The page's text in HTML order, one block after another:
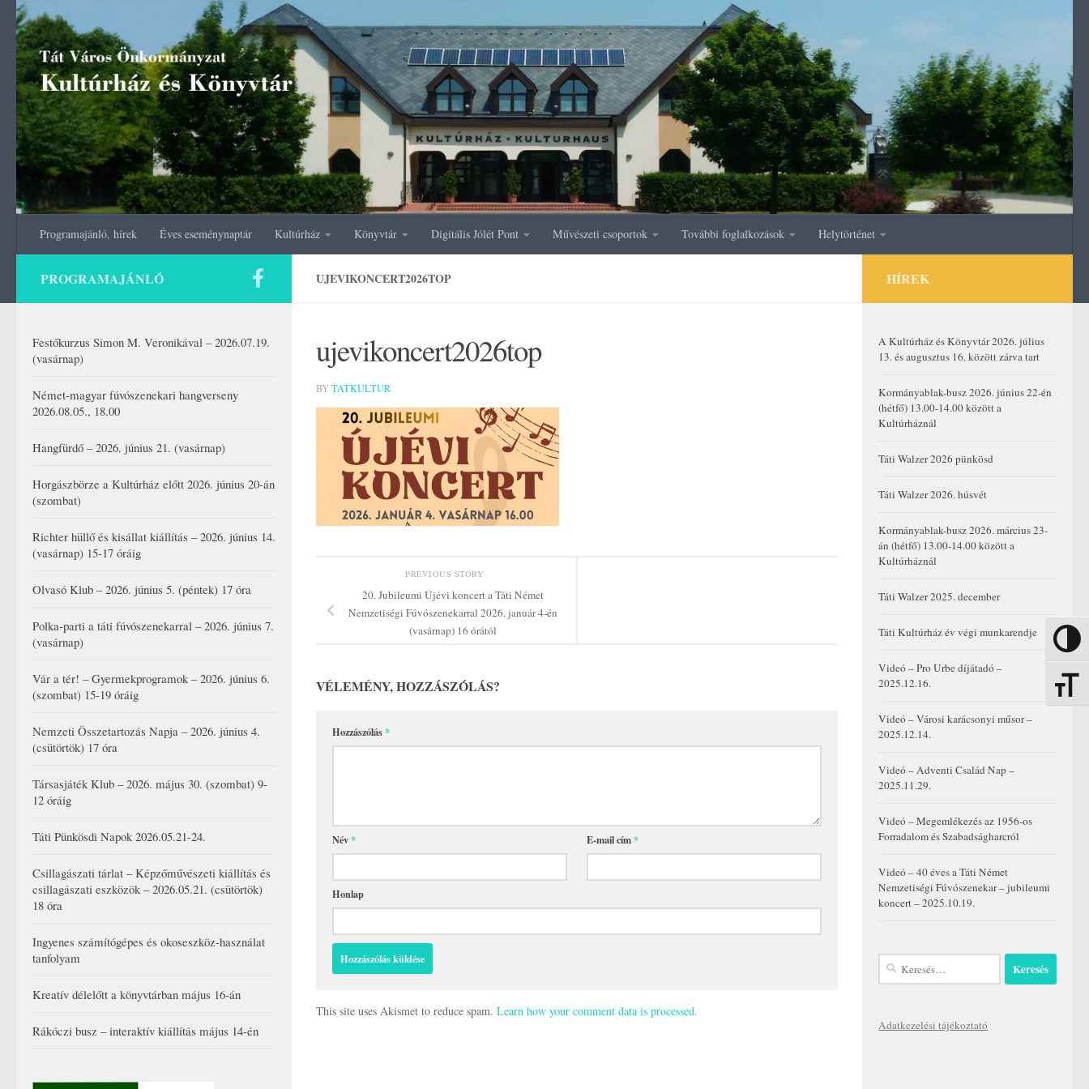
Nagy
Skip to content
Programajánló, hírek Éves eseménynaptár Kultúrház Könyvtár Digitális Jólét Pont Művészeti csoportok További foglalkozások Helytörténet
UJEVIKONCERT2026TOP
ujevikoncert2026top
BY TATKULTUR
PREVIOUS STORY
20. Jubileumi Újévi koncert a Táti Német
Nemzetiségi Fúvószenekarral 2026. január 4-én
(vasárnap) 16 órától
VÉLEMÉNY, HOZZÁSZÓLÁS?
Hozzászólás*
Név* E-mail cím*
Honlap
This site uses Akismet to reduce spam. Learn how your comment data is processed.
PROGRAMAJÁNLÓ
Festőkurzus Simon M. Veronikával – 2026.07.19.
(vasárnap)
Német-magyar fúvószenekari hangverseny
2026.08.05., 18.00
Hangfürdő – 2026. június 21. (vasárnap)
Horgászbörze a Kultúrház előtt 2026. június 20-án
(szombat)
Richter hüllő és kisállat kiállítás – 2026. június 14.
(vasárnap) 15-17 óráig
Olvasó Klub – 2026. június 5. (péntek) 17 óra
Polka-parti a táti fúvószenekarral – 2026. június 7.
(vasárnap)
Vár a tér! – Gyermekprogramok – 2026. június 6.
(szombat) 15-19 óráig
Nemzeti Összetartozás Napja – 2026. június 4.
(csütörtök) 17 óra
Társasjáték Klub – 2026. május 30. (szombat) 9-
12 óráig
Táti Pünkösdi Napok 2026.05.21-24.
Csillagászati tárlat – Képzőművészeti kiállítás és
csillagászati eszközök – 2026.05.21. (csütörtök)
18 óra
Ingyenes számítógépes és okoseszköz-használat
tanfolyam
Kreatív délelőtt a könyvtárban május 16-án
Rákóczi busz – interaktív kiállítás május 14-én
HÍREK
A Kultúrház és Könyvtár 2026. július
13. és augusztus 16. között zárva tart
Kormányablak-busz 2026. június 22-én
(hétfő) 13.00-14.00 között a
Kultúrháznál
Táti Walzer 2026 pünkösd
Táti Walzer 2026. húsvét
Kormányablak-busz 2026. március 23-
án (hétfő) 13.00-14.00 között a
Kultúrháznál
Táti Walzer 2025. december
Táti Kultúrház év végi munkarendje
Videó – Pro Urbe díjátadó –
2025.12.16.
Videó – Városi karácsonyi műsor –
2025.12.14.
Videó – Adventi Család Nap –
2025.11.29.
Videó – Megemlékezés az 1956-os
Forradalom és Szabadságharcról
Videó – 40 éves a Táti Német
Nemzetiségi Fúvószenekar – jubileumi
koncert – 2025.10.19.
Keresés:
Adatkezelési tájékoztató